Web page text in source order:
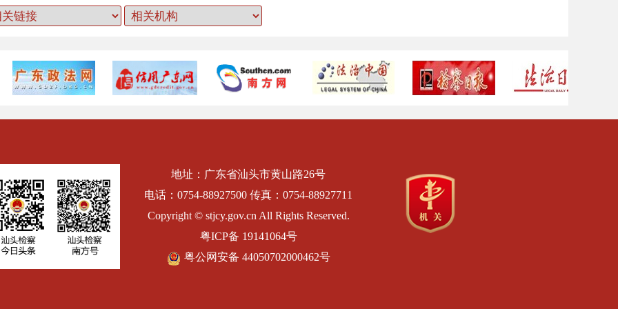
地址：广东省汕头市黄山路26号
电话：0754-88927500 传真：0754-88927711
Copyright © stjcy.gov.cn All Rights Reserved.
粤ICP备 19141064号
粤公网安备 44050702000462号